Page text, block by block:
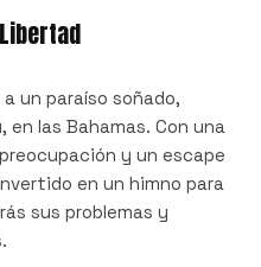
un paraíso soñado,
en las Bahamas. Con una
y un escape
en un himno para
sus problemas y